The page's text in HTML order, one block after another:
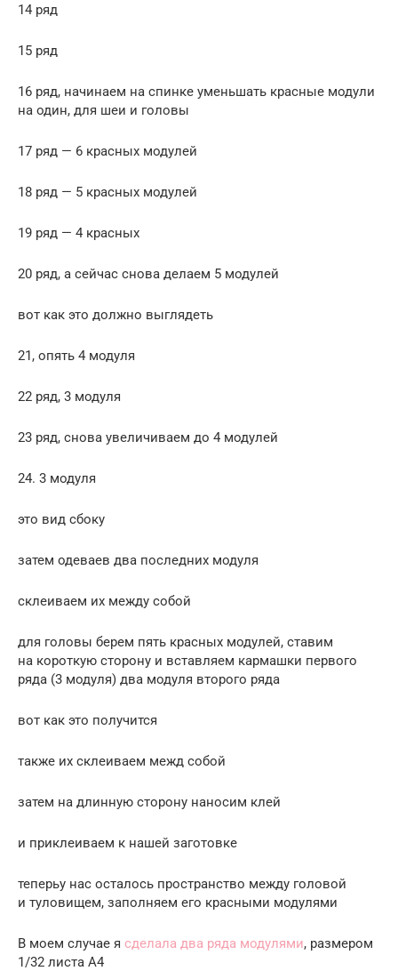
14 ряд
15 ряд
16 ряд, начинаем на спинке уменьшать красные модули
на один, для шеи и головы
17 ряд — 6 красных модулей
18 ряд — 5 красных модулей
19 ряд — 4 красных
20 ряд, а сейчас снова делаем 5 модулей
вот как это должно выглядеть
21, опять 4 модуля
22 ряд, 3 модуля
23 ряд, снова увеличиваем до 4 модулей
24. 3 модуля
это вид сбоку
затем одеваев два последних модуля
склеиваем их между собой
для головы берем пять красных модулей, ставим
на короткую сторону и вставляем кармашки первого
ряда (3 модуля) два модуля второго ряда
вот как это получится
также их склеиваем межд собой
затем на длинную сторону наносим клей
и приклеиваем к нашей заготовке
теперьу нас осталось пространство между головой
и туловищем, заполняем его красными модулями
В моем случае я сделала два ряда модулями, размером
1/32 листа А4